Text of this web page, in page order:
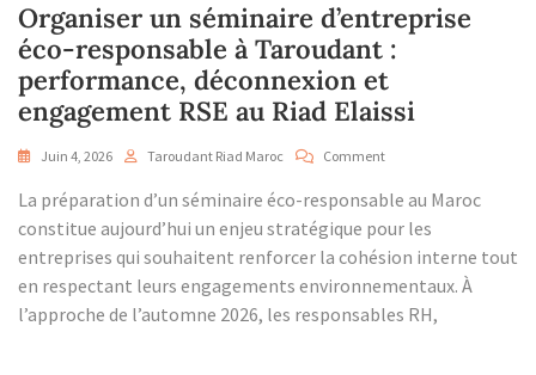
Organiser un séminaire d’entreprise
éco-responsable à Taroudant :
performance, déconnexion et
engagement RSE au Riad Elaissi
Juin 4, 2026 Taroudant Riad Maroc CommentOn
Un
Séminaire
Éco-
Responsable
À
La préparation d’un séminaire éco-responsable au Maroc
constitue aujourd’hui un enjeu stratégique pour les
entreprises qui souhaitent renforcer la cohésion interne tout
en respectant leurs engagements environnementaux. À
l’approche de l’automne 2026, les responsables RH,